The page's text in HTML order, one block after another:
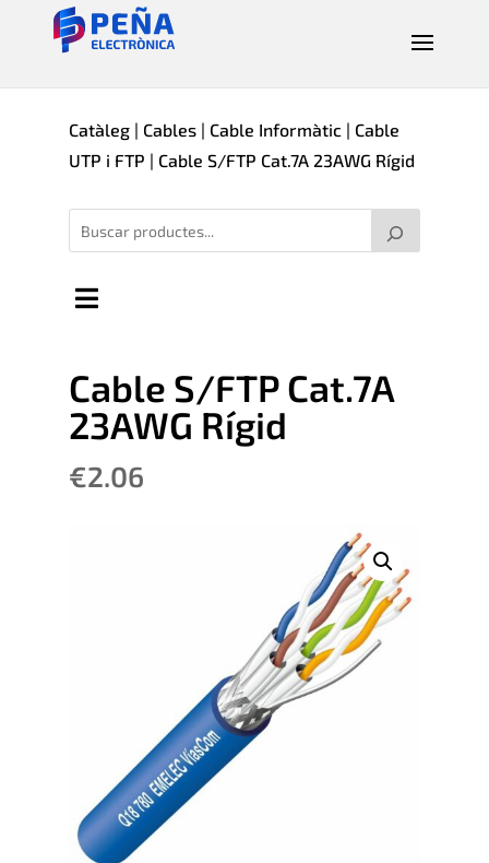
Catàleg| Cables| Cable Informàtic | Cable
UTP i FTP | Cable S/FTP Cat.7A 23AWG Rígid
Cable S/FTP Cat.7A
23AWG Rígid
€2.06